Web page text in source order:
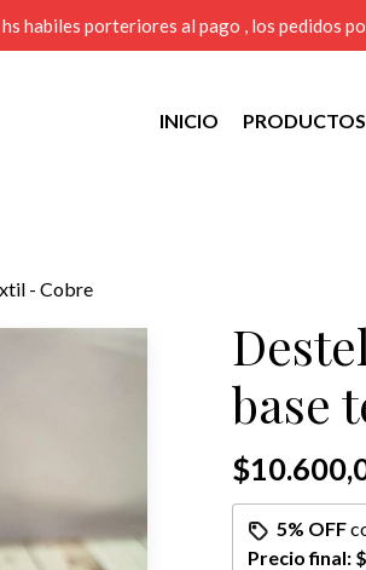
habiles porteriores al pago , los pedidos
INICIO PRODUCTOS
- Cobre
base
5% OFF
Precio final: